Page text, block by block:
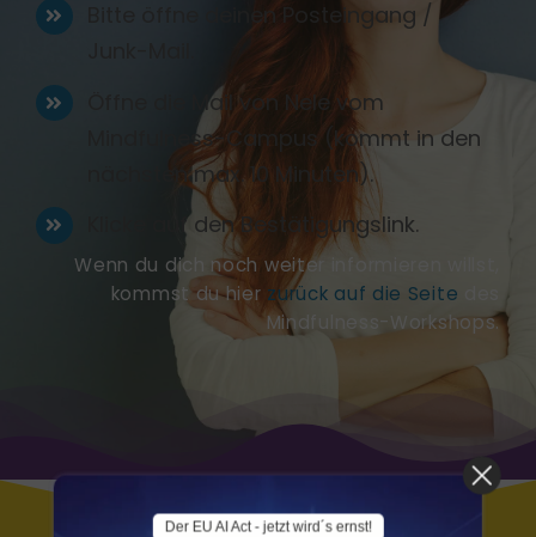
Bitte öffne deinen Posteingang /
Öffne die Mail von Nele vom
Mindfulness-Campus (kommt in den
nächsten max. 10 Minuten).
Klicke auf den Bestätigungslink.
Wenn du dich noch weiter informieren willst,
kommst du hier zurück auf die Seite
Mindfulness-Workshops.
Der EU AI Act - jetzt wird´s ernst!